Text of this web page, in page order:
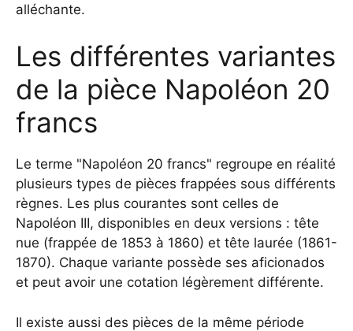
alléchante.
Les différentes variantes
de la pièce Napoléon 20
francs
Le terme "Napoléon 20 francs" regroupe en réalité
plusieurs types de pièces frappées sous différents
règnes. Les plus courantes sont celles de
Napoléon III, disponibles en deux versions : tête
nue (frappée de 1853 à 1860) et tête laurée (1861-
1870). Chaque variante possède ses aficionados
et peut avoir une cotation légèrement différente.
Il existe aussi des pièces de la même période